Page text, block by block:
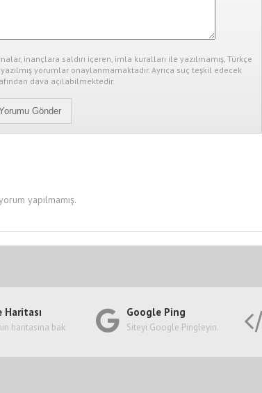
inançlara saldırı içeren, imla kuralları ile yazılmamış, Türkçe
yorumlar onaylanmamaktadır. Ayrıca suç teşkil edecek
dava açılabilmektedir.
yapılmamış.
Haritası
haritasına bak
Google Ping
Siteyi Google Pingleyin.